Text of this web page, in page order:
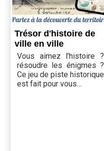
Trésor d'histoire de
ville en ville
Vous aimez l’histoire ?
résoudre les énigmes ?
Ce jeu de piste historique
est fait pour vous…